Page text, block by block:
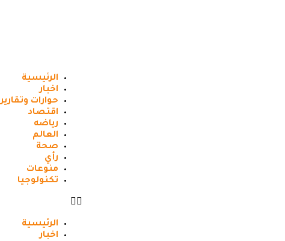
الرئيسية
اخبار
حوارات وتقارير
اقتصاد
رياضه
العالم
صحة
رأي
منوعات
تكنولوجيا
الرئيسية
اخبار